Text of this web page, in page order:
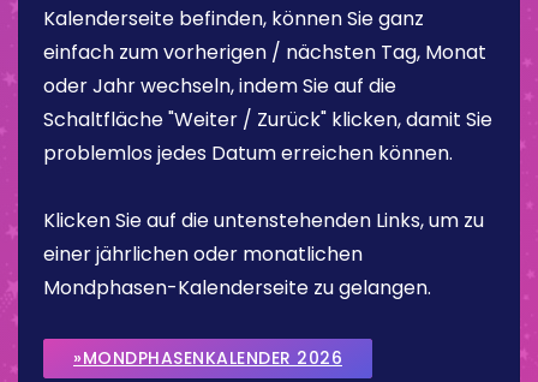
Kalenderseite befinden, können Sie ganz
einfach zum vorherigen / nächsten Tag, Monat
oder Jahr wechseln, indem Sie auf die
Schaltfläche "Weiter / Zurück" klicken, damit Sie
problemlos jedes Datum erreichen können.
Klicken Sie auf die untenstehenden Links, um zu
einer jährlichen oder monatlichen
Mondphasen-Kalenderseite zu gelangen.
»MONDPHASENKALENDER 2026